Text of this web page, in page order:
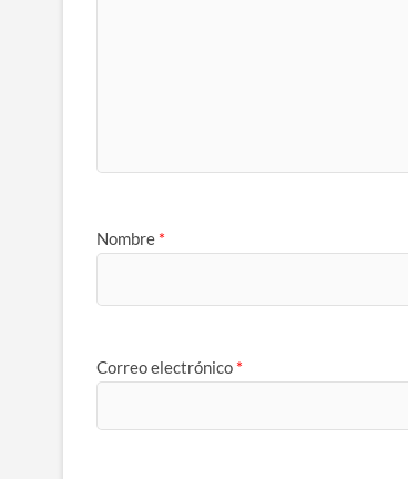
Nombre *
Correo electrónico *